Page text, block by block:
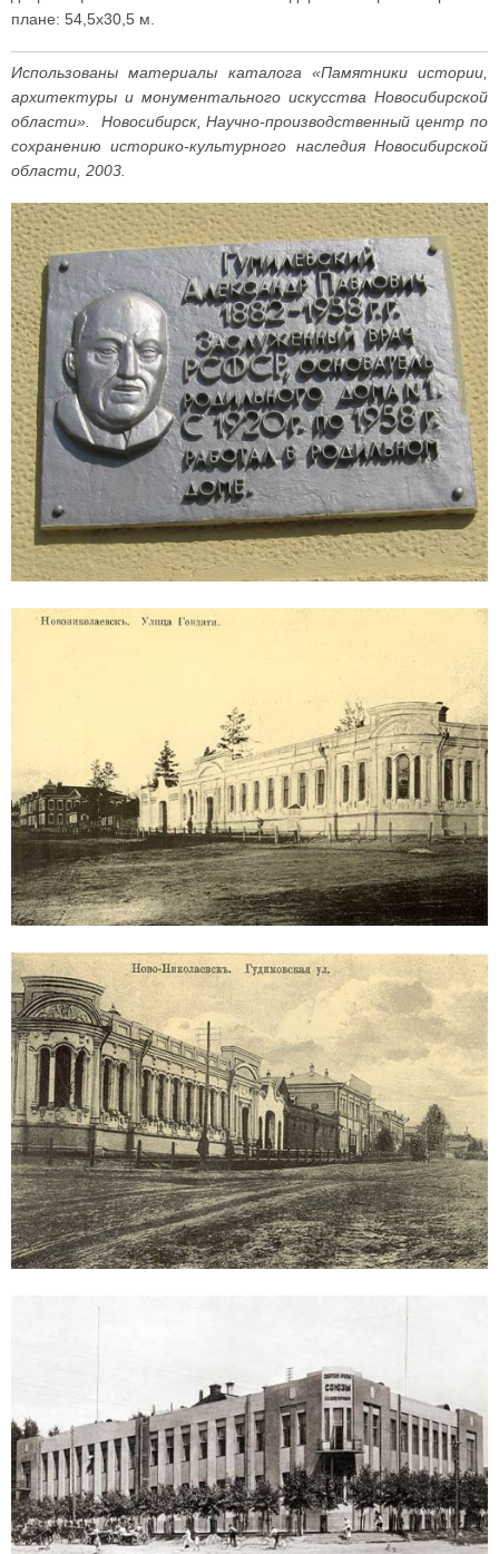
плане: 54,5x30,5 м.
Использованы материалы каталога «Памятники истории,
архитектуры и монументального искусства Новосибирской
области». Новосибирск, Научно-производственный центр по
сохранению историко-культурного наследия Новосибирской
области, 2003.